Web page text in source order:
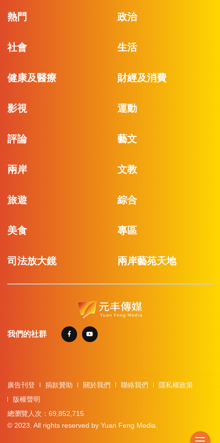
熱門 政治
社會 生活
健康及醫療 財經及消費
影視 運動
評論 藝文
兩岸 文教
旅遊 綜合
美食 專區
司法放大鏡 兩岸藝苑天地
我們的社群
廣告刊登 捐款贊助 關於我們 聯絡我們
隱私權政策
版權聲明
總瀏覽人次：69,852,715
© 2023. All rights reserved by Yuan Feng Media.